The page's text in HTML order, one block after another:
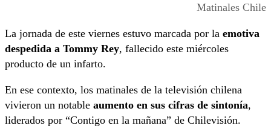
Matinales Chile
La jornada de este viernes estuvo marcada por la emotiva
despedida a Tommy Rey, fallecido este miércoles
producto de un infarto.
En ese contexto, los matinales de la televisión chilena
vivieron un notable aumento en sus cifras de sintonía,
liderados por “Contigo en la mañana” de Chilevisión.